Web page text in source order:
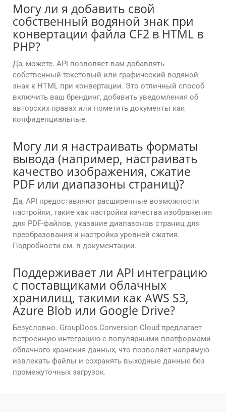
Могу ли я добавить свой
собственный водяной знак при
конвертации файла CF2 в HTML в
PHP?
Да, можете. API позволяет вам добавлять
собственный текстовый или графический водяной
знак к HTML при конвертации. Это отличный способ
включить ваш брендинг, добавить уведомления об
авторских правах или пометить документы как
конфиденциальные.
Могу ли я настраивать форматы
вывода (например, настраивать
качество изображения, сжатие
PDF или диапазоны страниц)?
Да, API предоставляют расширенные возможности
настройки, такие как настройка качества изображения
для PDF-файлов, указание диапазонов страниц для
преобразования и настройка уровней сжатия.
Подробности см. в документации.
Поддерживает ли API интеграцию
с поставщиками облачных
хранилищ, такими как AWS S3,
Azure Blob или Google Drive?
Безусловно. GroupDocs.Conversion Cloud предлагает
встроенную интеграцию с популярными платформами
облачного хранения данных, что позволяет напрямую
извлекать файлы и сохранять выходные данные без
промежуточных загрузок.